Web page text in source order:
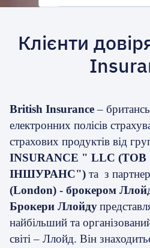
Клієнти
British Insurance–
електронних полісів
страхових продуктів від
INSURANCE " LLC
ІНШУРАНС") та з
(London) - брокером
Брокери Ллойду
найбільший та
світі – Ллойд. Він